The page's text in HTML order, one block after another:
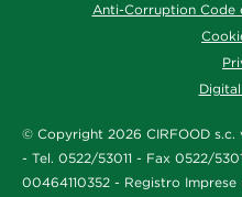
Anti-Corruption Code
© Copyright 2026 CIRFOOD s.c.
- Tel. 0522/53011 - Fax 0522/
00464110352 - Registro Imprese